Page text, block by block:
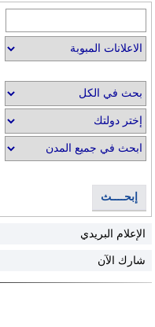
إبحــــث
الإعلام البريدي
شارك الآن